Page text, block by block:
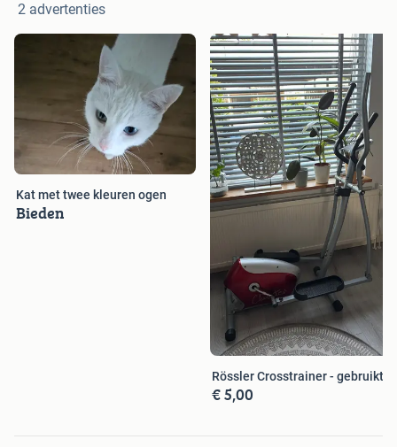
2 advertenties
Kat met twee kleuren ogen
Bieden
Rössler Crosstrainer - gebruikt
€ 5,00